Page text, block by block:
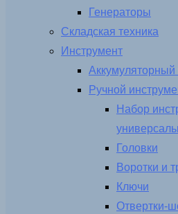
Генераторы
Складская техника
Инструмент
Аккумуляторный
Ручной
Набор
Головки
Воротки и
Ключи
Отвертки-